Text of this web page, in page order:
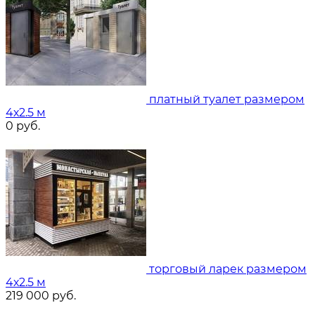
платный туалет размером
4х2.5 м
0 руб.
торговый ларек размером
4х2.5 м
219 000 руб.